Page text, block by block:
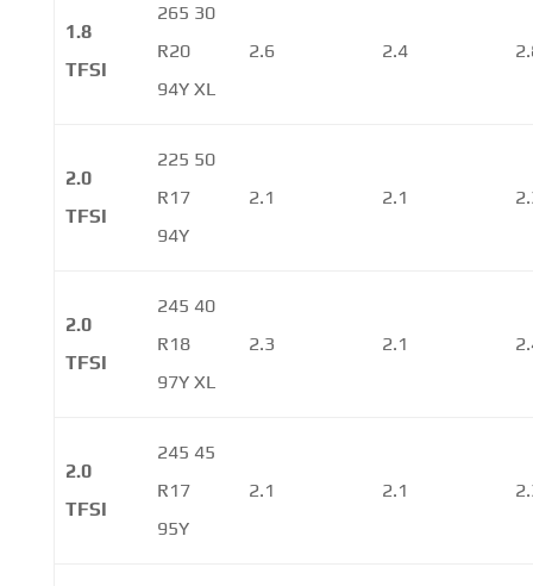
1.8
TFSI
265 30
R20
94Y XL
2.6 2.4
2.0
TFSI
225 50
R17
94Y
2.1 2.1
2.0
TFSI
245 40
R18
97Y XL
2.3 2.1
2.0
TFSI
245 45
R17
95Y
2.1 2.1